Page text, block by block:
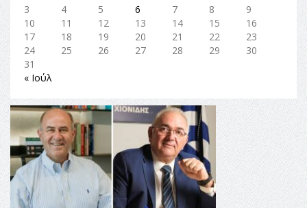
3
4 5 6 7 8
9
10
11 12 13 14 15
16
17
18 19 20 21 22
23
24
25 26 27 28 29
30
31
« Ιούλ